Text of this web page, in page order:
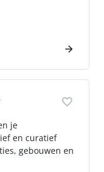
je
en curatief
gebouwen en